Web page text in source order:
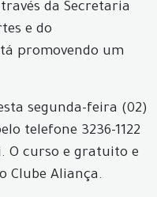
da Secretaria
e do
promovendo um
segunda-feira (02)
telefone 3236-1122
O curso e gratuito e
Clube Aliança.